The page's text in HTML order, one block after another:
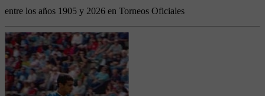
entre los años 1905 y 2026 en Torneos Oficiales